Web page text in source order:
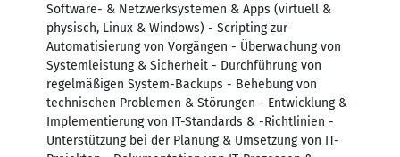
Software- & Netzwerksystemen & Apps (virtuell &
physisch, Linux & Windows) - Scripting zur
Automatisierung von Vorgängen - Überwachung von
Systemleistung & Sicherheit - Durchführung von
regelmäßigen System-Backups - Behebung von
technischen Problemen & Störungen - Entwicklung &
Implementierung von IT-Standards & -Richtlinien -
Unterstützung bei der Planung & Umsetzung von IT-